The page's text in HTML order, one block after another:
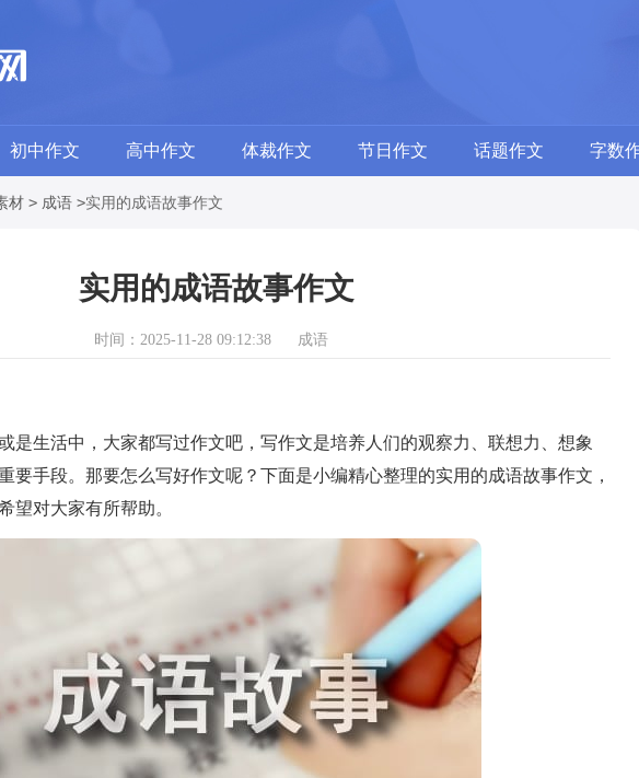
初中作文 高中作文 体裁作文 节日作文 话题作文 字数
材 > 成语 >实用的成语故事作文
实用的成语故事作文
时间：2025-11-28 09:12:38 成语
生活中，大家都写过作文吧，写作文是培养人们的观察力、联想力、想象
要手段。那要怎么写好作文呢？下面是小编精心整理的实用的成语故事作文，
望对大家有所帮助。